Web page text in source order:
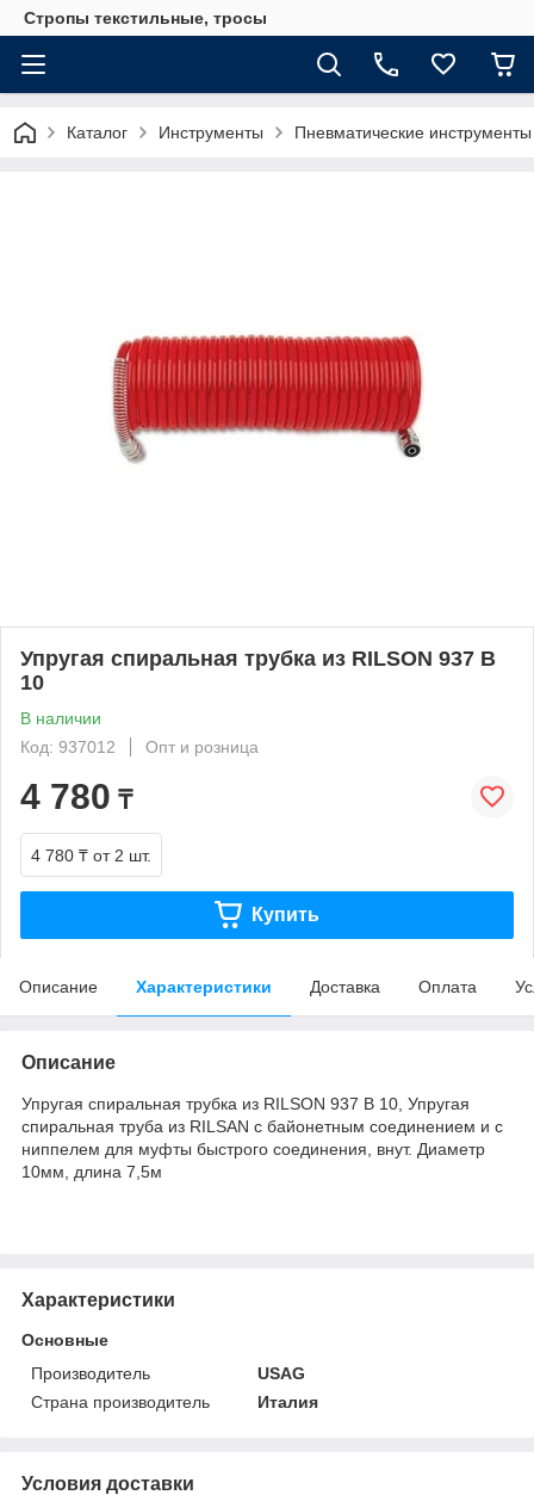
Стропы текстильные, тросы
Каталог Инструменты Пневматические инструменты
Упругая спиральная трубка из RILSON 937 В
10
В наличии
Код: 937012
Опт и розница
4 780 ₸
4 780 ₸ от 2 шт.
Купить
Описание Характеристики Доставка Оплата
Описание
Упругая спиральная трубка из RILSON 937 В 10, Упругая
спиральная труба из RILSAN с байонетным соединением и с
ниппелем для муфты быстрого соединения, внут. Диаметр
10мм, длина 7,5м
Характеристики
Основные
Производитель
USAG
Страна производитель
Италия
Условия доставки